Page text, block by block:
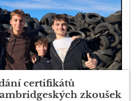
certifikátů
zkoušek